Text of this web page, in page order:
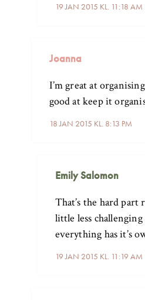
19 JAN 2015 KL. 11:18 AM
Joanna
18 JAN 2015 KL. 8:13 PM
I’m great at
good at keep it
Emily Salomon
19 JAN 2015 KL. 11:19 AM
That’s the hard
little less
everything has it’s